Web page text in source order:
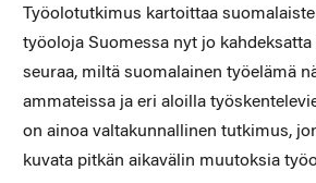
Työolotutkimus kartoittaa
työoloja Suomessa nyt jo kahdeksatta
seuraa, miltä suomalainen työelämä
ammateissa ja eri aloilla
on ainoa valtakunnallinen tutkimus,
kuvata pitkän aikavälin muutoksia